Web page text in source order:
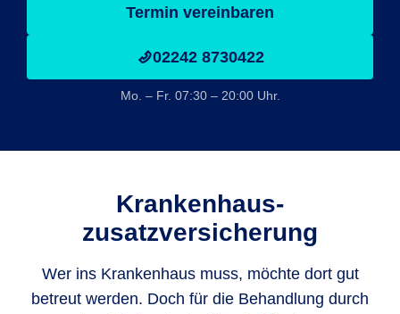
Termin vereinbaren
02242 8730422
Mo. – Fr. 07:30 – 20:00 Uhr.
Krankenhaus­
zusatzversicherung
Wer ins Krankenhaus muss, möchte dort gut
betreut werden. Doch für die Behandlung durch